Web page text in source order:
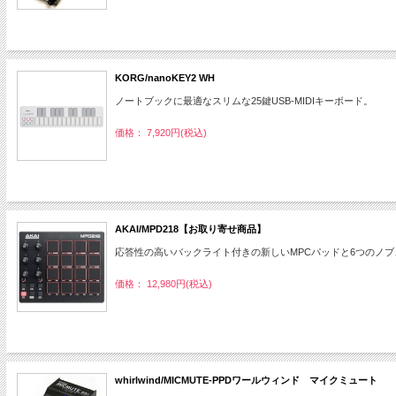
KORG/nanoKEY2 WH
ノートブックに最適なスリムな25鍵USB-MIDIキーボード。
価格： 7,920円(税込)
AKAI/MPD218【お取り寄せ商品】
応答性の高いバックライト付きの新しいMPCパッドと6つのノブ
価格： 12,980円(税込)
whirlwind/MICMUTE-PPDワールウィンド マイクミュート